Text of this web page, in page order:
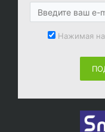
Нажимая